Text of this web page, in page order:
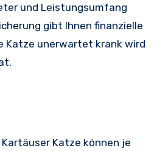
und Leistungsumfang
gibt Ihnen finanzielle
Katze unerwartet krank wird
Katze können je